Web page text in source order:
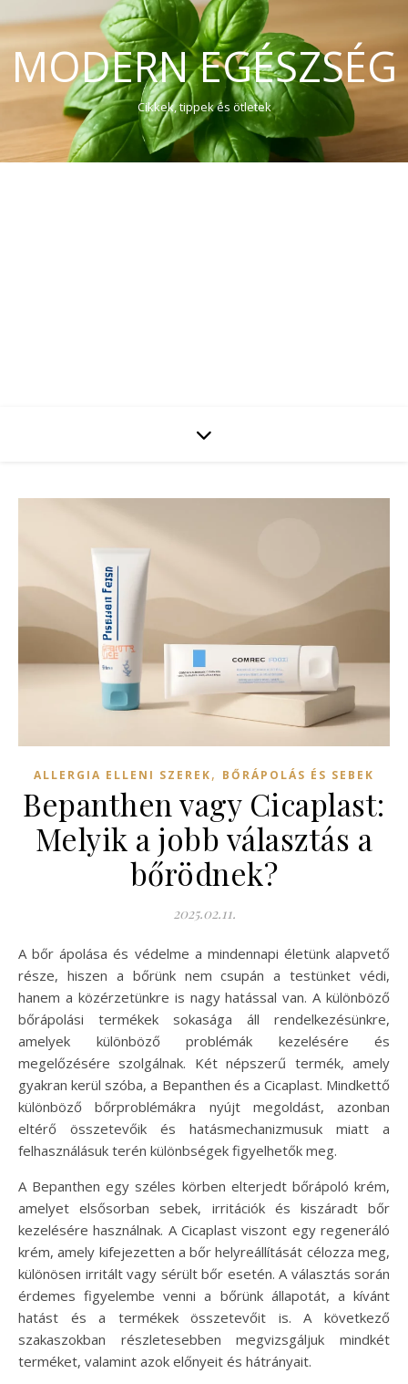
MODERN EGÉSZSÉG
Cikkek, tippek és ötletek
ALLERGIA ELLENI SZEREK, BŐRÁPOLÁS ÉS SEBEK
Bepanthen vagy Cicaplast:
Melyik a jobb választás a
bőrödnek?
2025.02.11.
A bőr ápolása és védelme a mindennapi életünk alapvető
része, hiszen a bőrünk nem csupán a testünket védi,
hanem a közérzetünkre is nagy hatással van. A különböző
bőrápolási termékek sokasága áll rendelkezésünkre,
amelyek különböző problémák kezelésére és
megelőzésére szolgálnak. Két népszerű termék, amely
gyakran kerül szóba, a Bepanthen és a Cicaplast. Mindkettő
különböző bőrproblémákra nyújt megoldást, azonban
eltérő összetevőik és hatásmechanizmusuk miatt a
felhasználásuk terén különbségek figyelhetők meg.
A Bepanthen egy széles körben elterjedt bőrápoló krém,
amelyet elsősorban sebek, irritációk és kiszáradt bőr
kezelésére használnak. A Cicaplast viszont egy regeneráló
krém, amely kifejezetten a bőr helyreállítását célozza meg,
különösen irritált vagy sérült bőr esetén. A választás során
érdemes figyelembe venni a bőrünk állapotát, a kívánt
hatást és a termékek összetevőit is. A következő
szakaszokban részletesebben megvizsgáljuk mindkét
terméket, valamint azok előnyeit és hátrányait.